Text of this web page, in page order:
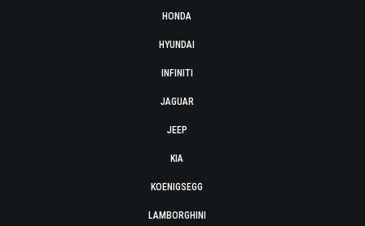
HONDA
HYUNDAI
INFINITI
JAGUAR
JEEP
KIA
KOENIGSEGG
LAMBORGHINI